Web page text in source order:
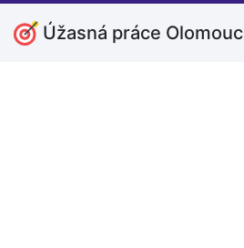
Úžasná práce Olomouc